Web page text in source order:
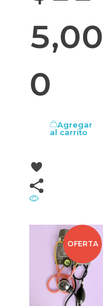
5,00
0
Agregar
al carrito
OFERTA